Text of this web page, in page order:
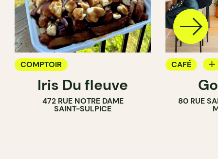
COMPTOIR
Iris Du fleuve
472 RUE NOTRE DAME
SAINT-SULPICE
CAFÉ
COMPTOIR
80 RUE